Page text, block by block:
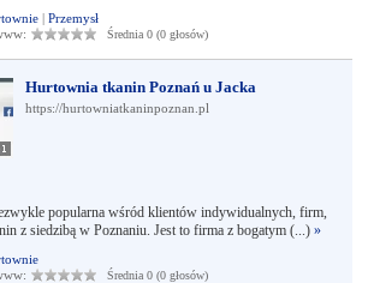
| Przemysł
Średnia 0 (0 głosów)
Hurtownia tkanin Poznań u Jacka
https://hurtowniatkaninpoznan.pl
popularna wśród klientów indywidualnych, firm,
z siedzibą w Poznaniu. Jest to firma z bogatym (...) »
Średnia 0 (0 głosów)